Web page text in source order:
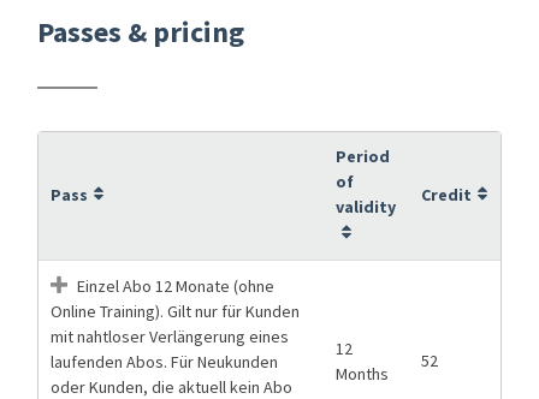
Passes & pricing
Pass
Period
of
validity
Credit
Einzel Abo 12 Monate (ohne
Online Training). Gilt nur für Kunden
mit nahtloser Verlängerung eines
laufenden Abos. Für Neukunden
oder Kunden, die aktuell kein Abo
12
Months
52